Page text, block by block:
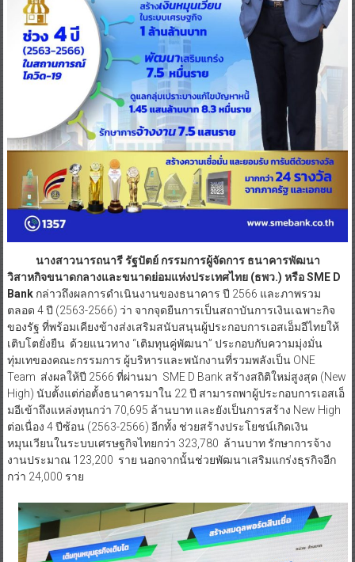
นางสาวนารถนารี รัฐปัตย์ กรรมการผู้จัดการ ธนาคารพัฒนา
วิสาหกิจขนาดกลางและขนาดย่อมแห่งประเทศไทย (ธพว.) หรือ SME D
Bankกล่าวถึงผลการดำเนินงานของธนาคาร ปี 2566 และภาพรวม
ตลอด 4 ปี (2563-2566) ว่า จากจุดยืนการเป็นสถาบันการเงินเฉพาะกิจ
ของรัฐ ที่พร้อมเคียงข้างส่งเสริมสนับสนุนผู้ประกอบการเอสเอ็มอีไทยให้
เติบโตยั่งยืน ด้วยแนวทาง “เติมทุนคู่พัฒนา” ประกอบกับความมุ่งมั่น
ทุ่มเทของคณะกรรมการ ผู้บริหารและพนักงานที่รวมพลังเป็น ONE
Team ส่งผลให้ปี 2566 ที่ผ่านมา SME D Bank สร้างสถิติใหม่สูงสุด (New
High) นับตั้งแต่ก่อตั้งธนาคารมาใน 22 ปี สามารถพาผู้ประกอบการเอสเอ็
มอีเข้าถึงแหล่งทุนกว่า 70,695 ล้านบาท และยังเป็นการสร้าง New High
ต่อเนื่อง 4 ปีซ้อน (2563-2566) อีกทั้ง ช่วยสร้างประโยชน์เกิดเงิน
หมุนเวียนในระบบเศรษฐกิจไทยกว่า 323,780 ล้านบาท รักษาการจ้าง
งานประมาณ 123,200 ราย นอกจากนั้นช่วยพัฒนาเสริมแกร่งธุรกิจอีก
กว่า 24,000 ราย